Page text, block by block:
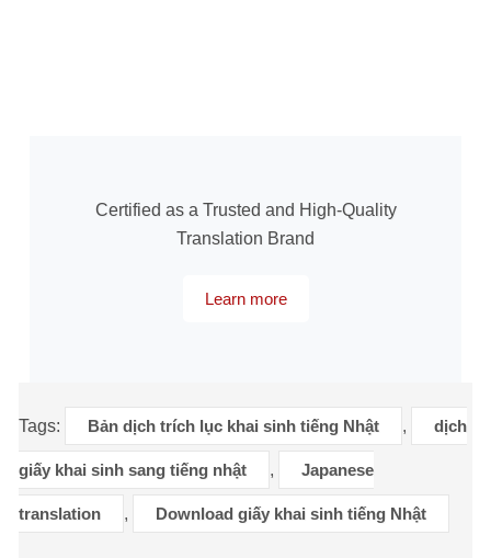
Certified as a Trusted and High-Quality
Translation Brand
Learn more
Tags: Bản dịch trích lục khai sinh tiếng Nhật , dịch
giấy khai sinh sang tiếng nhật , Japanese
translation , Download giấy khai sinh tiếng Nhật